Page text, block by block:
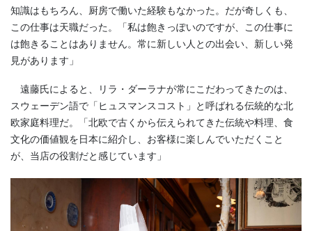
知識はもちろん、厨房で働いた経験もなかった。だが奇しくも、
この仕事は天職だった。「私は飽きっぽいのですが、この仕事に
は飽きることはありません。常に新しい人との出会い、新しい発
見があります」
遠藤氏によると、リラ・ダーラナが常にこだわってきたのは、
スウェーデン語で「ヒュスマンスコスト」と呼ばれる伝統的な北
欧家庭料理だ。「北欧で古くから伝えられてきた伝統や料理、食
文化の価値観を日本に紹介し、お客様に楽しんでいただくこと
が、当店の役割だと感じています」